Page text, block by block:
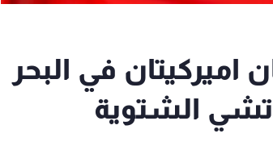
اميركيتان في البحر
الشتوية